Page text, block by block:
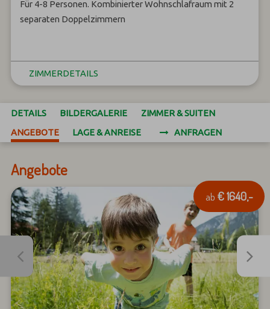
Für 4-8 Personen. Kombinierter Wohnschlafraum mit 2
separaten Doppelzimmern
ZIMMERDETAILS
DETAILS BILDERGALERIE
ZIMMER & SUITEN
ANGEBOTE
LAGE & ANREISE ANFRAGEN
Angebote
ab € 1640,-